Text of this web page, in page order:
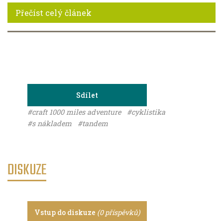
Přečíst celý článek
Sdílet
#craft 1000 miles adventure
#cyklistika
#s nákladem
#tandem
DISKUZE
Vstup do diskuze (0 příspěvků)